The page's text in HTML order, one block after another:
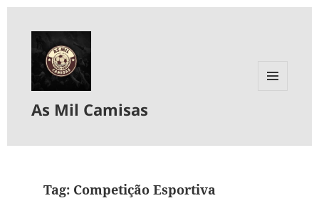
As Mil Camisas
Tag: Competição Esportiva